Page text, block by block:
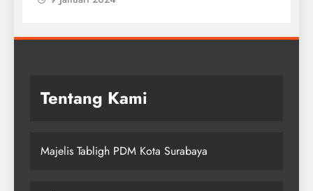
Tentang Kami
Majelis Tabligh PDM Kota Surabaya